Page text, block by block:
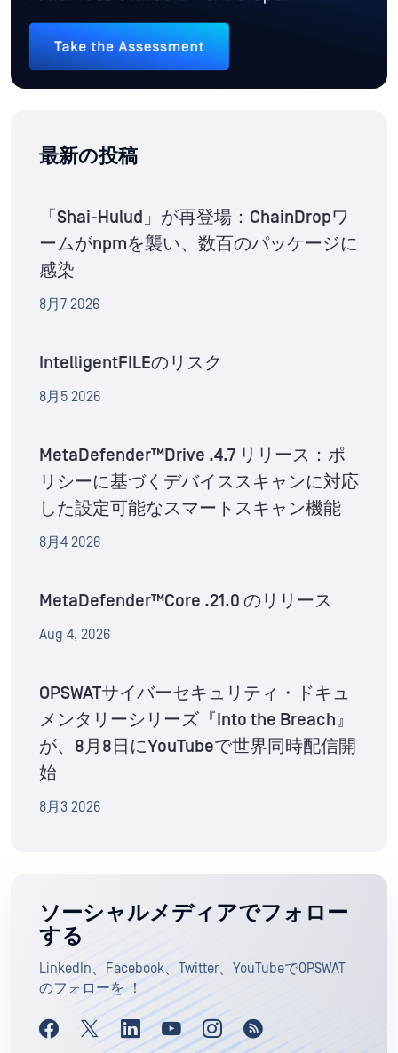
最新の投稿
「Shai-Hulud」が再登場：ChainDropワ
ームがnpmを襲い、数百のパッケージに
感染
8月7 2026
IntelligentFILEのリスク
8月5 2026
MetaDefender™Drive .4.7 リリース：ポ
リシーに基づくデバイススキャンに対応
した設定可能なスマートスキャン機能
8月4 2026
MetaDefender™Core .21.0 のリリース
Aug 4, 2026
OPSWATサイバーセキュリティ・ドキュ
メンタリーシリーズ『Into the Breach』
が、8月8日にYouTubeで世界同時配信開
始
8月3 2026
ソーシャルメディアでフォロー
する
LinkedIn、Facebook、Twitter、YouTubeでOPSWAT
のフォローを ！